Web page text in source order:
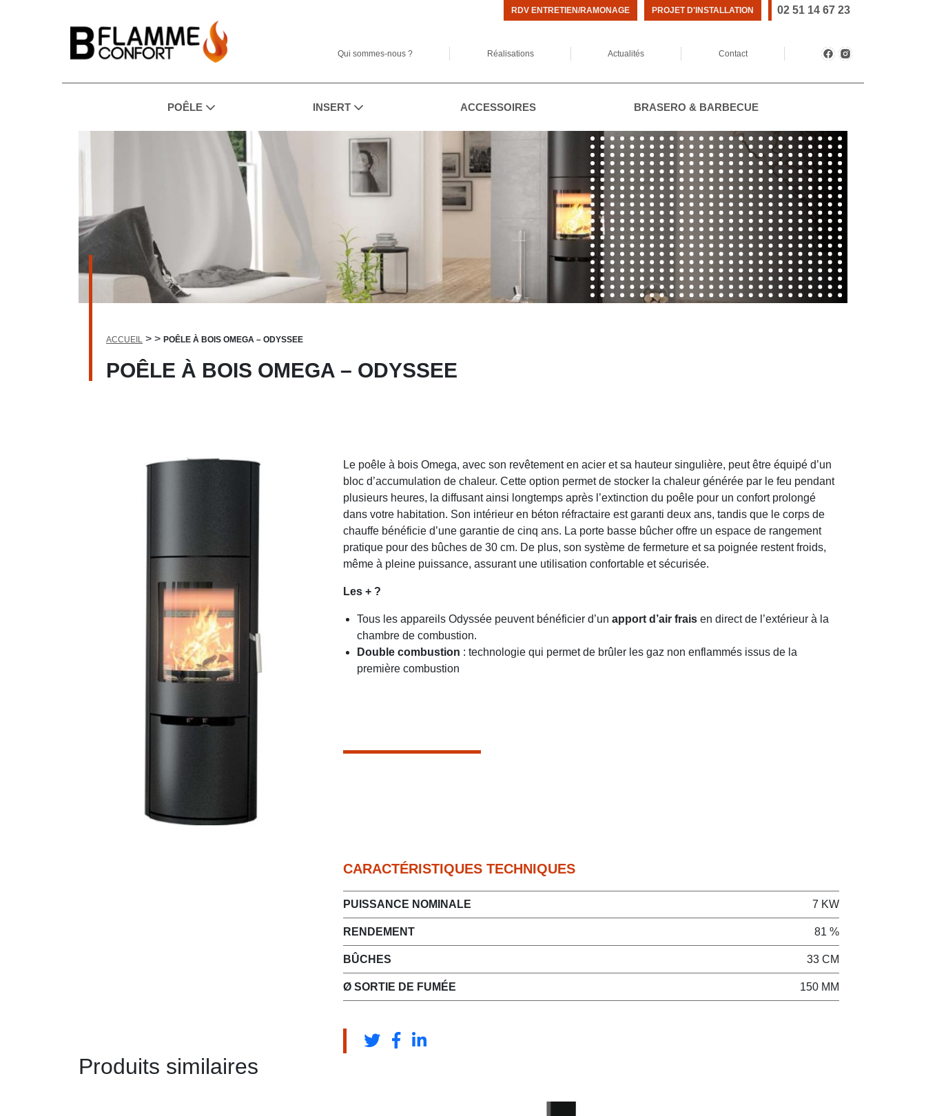
RDV ENTRETIEN/RAMONAGE PROJET D'INSTALLATION 02 51 14 67 23
Qui sommes-nous ? Réalisations Actualités Contact
POÊLE INSERT ACCESSOIRES BRASERO & BARBECUE
ACCUEIL > > POÊLE À BOIS OMEGA – ODYSSEE
POÊLE À BOIS OMEGA – ODYSSEE
Le poêle à bois Omega, avec son revêtement en acier et sa hauteur singulière, peut être équipé d’un
bloc d’accumulation de chaleur. Cette option permet de stocker la chaleur générée par le feu pendant
plusieurs heures, la diffusant ainsi longtemps après l’extinction du poêle pour un confort prolongé
dans votre habitation. Son intérieur en béton réfractaire est garanti deux ans, tandis que le corps de
chauffe bénéficie d’une garantie de cinq ans. La porte basse bûcher offre un espace de rangement
pratique pour des bûches de 30 cm. De plus, son système de fermeture et sa poignée restent froids,
même à pleine puissance, assurant une utilisation confortable et sécurisée.
Les + ?
Tous les appareils Odyssée peuvent bénéficier d’un apport d’air frais en direct de l’extérieur à la
chambre de combustion.
Double combustion : technologie qui permet de brûler les gaz non enflammés issus de la
première combustion
CARACTÉRISTIQUES TECHNIQUES
PUISSANCE NOMINALE 7 KW
RENDEMENT 81 %
BÛCHES 33 CM
Ø SORTIE DE FUMÉE 150 MM
Produits similaires